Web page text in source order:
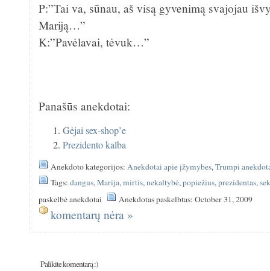
P:”Tai va, sūnau, aš visą gyvenimą svajojau
Mariją…”
K:”Pavėlavai, tėvuk…”
Panašūs anekdotai:
Gėjai sex-shop’e
Prezidento kalba
Anekdoto kategorijos:Anekdotai apie įžymybes,Trumpi
Tags:dangus,Marija,mirtis,nekaltybė,popiežius,prezidentas,
paskelbė anekdotai
Anekdotas paskelbtas: October 31, 2009
komentarų nėra »
Palikite komentarą :)